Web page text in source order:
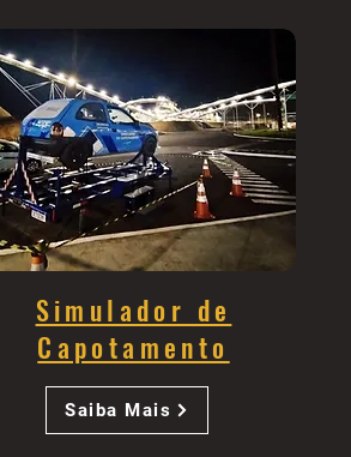
Simulador de
Capotamento
Saiba Mais